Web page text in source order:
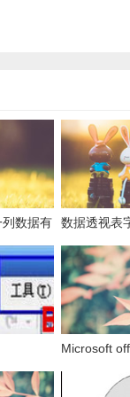
数据有
数据透视表
用组合为带
据。
Microsoft
发送错误报